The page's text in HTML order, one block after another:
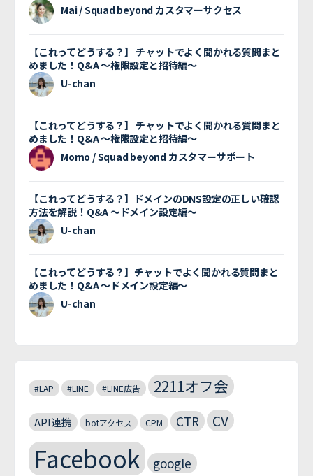
Mai / Squad beyond カスタマーサクセス
【これってどうする？】 チャットでよく聞かれる質問まと
めました！Q&A 〜権限設定と招待編〜
U-chan
【これってどうする？】 チャットでよく聞かれる質問まと
めました！Q&A 〜権限設定と招待編〜
Momo / Squad beyond カスタマーサポート
【これってどうする？】ドメインのDNS設定の正しい確認
方法を解説！Q&A 〜ドメイン設定編〜
U-chan
【これってどうする？】チャットでよく聞かれる質問まと
めました！Q&A 〜ドメイン設定編〜
U-chan
#LAP #LINE #LINE広告 2211オフ会
API連携 botアクセス CPM CTR CV
Facebook google